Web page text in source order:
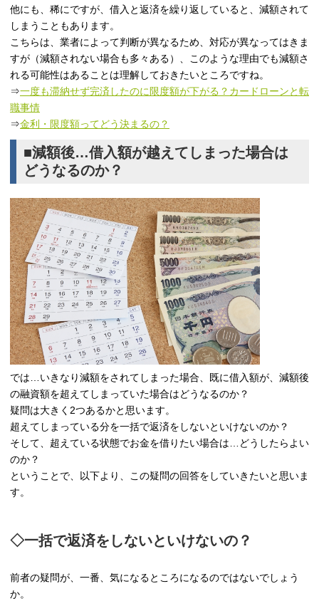
他にも、稀にですが、借入と返済を繰り返していると、減額されて
しまうこともあります。
こちらは、業者によって判断が異なるため、対応が異なってはきま
すが（減額されない場合も多々ある）、このような理由でも減額さ
れる可能性はあることは理解しておきたいところですね。
⇒一度も滞納せず完済したのに限度額が下がる？カードローンと転
職事情
⇒金利・限度額ってどう決まるの？
■減額後…借入額が越えてしまった場合は
どうなるのか？
では…いきなり減額をされてしまった場合、既に借入額が、減額後
の融資額を超えてしまっていた場合はどうなるのか？
疑問は大きく2つあるかと思います。
超えてしまっている分を一括で返済をしないといけないのか？
そして、超えている状態でお金を借りたい場合は…どうしたらよい
のか？
ということで、以下より、この疑問の回答をしていきたいと思いま
す。
◇一括で返済をしないといけないの？
前者の疑問が、一番、気になるところになるのではないでしょう
か。